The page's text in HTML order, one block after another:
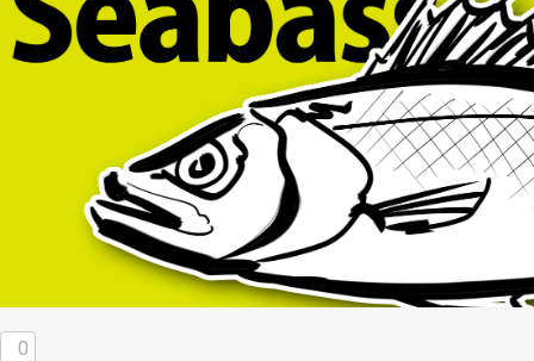
0